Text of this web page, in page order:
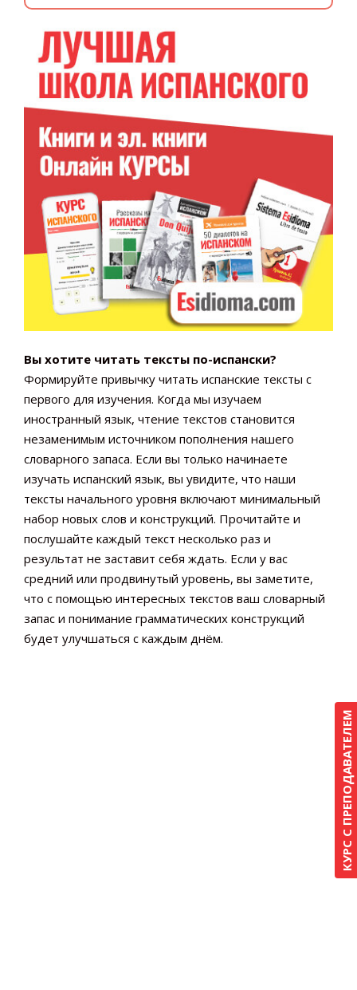
КУРС С ПРЕПОДАВАТЕЛЕМ
Вы хотите читать тексты по-испански?
Формируйте привычку читать испанские тексты с
первого для изучения. Когда мы изучаем
иностранный язык, чтение текстов становится
незаменимым источником пополнения нашего
словарного запаса. Если вы только начинаете
изучать испанский язык, вы увидите, что наши
тексты начального уровня включают минимальный
набор новых слов и конструкций. Прочитайте и
послушайте каждый текст несколько раз и
результат не заставит себя ждать. Если у вас
средний или продвинутый уровень, вы заметите,
что с помощью интересных текстов ваш словарный
запас и понимание грамматических конструкций
будет улучшаться с каждым днём.